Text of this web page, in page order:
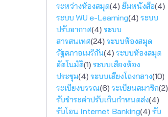
ระหว่างห้องสมุด(4) ยืมหนังสือ(4)
ระบบ WU e-Learning(4) ระบบ
ปรับอากาศ(4) ระบบ
สารสนเทศ(24) ระบบห้องสมุด
รัฐสภาอเมริกัน(4) ระบบห้องสมุด
อัตโนมัติ(1) ระบบเสียงห้อง
ประชุม(4) ระบบเสียงโถงกลาง(10)
ระเบียงบรรณ(6) ระเบียนสมาชิก(2)
รับชำระค่าปรับเกินกำหนดส่ง(4)
รับโอน Internet Banking(4) รับ